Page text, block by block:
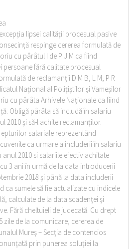
lipsei calităţii procesual pasive
respinge cererea formulată de
cu pârâtul I de P J M ca fiind
fără calitate procesual
de reclamanţii D M B, L M, P R
Naţional al Poliţiştilor şi Vameşilor
cu pârâta Arhivele Naţionale ca fiind
Obligă pârâta să includă în salariu
2010 şi să-l achite reclamanţilor.
salariale reprezentând
ca urmare a includerii în salariu
2010 si salariile efectiv achitate
3 ani în urmă de la data introducerii
2018 şi până la data includerii
ca sumele să fie actualizate cu indicele
calculate de la data scadenţei şi
Fără cheltuieli de judecată. Cu drept
zile de la comunicare, cererea de
Mureş – Secţia de contencios
prin punerea soluţiei la